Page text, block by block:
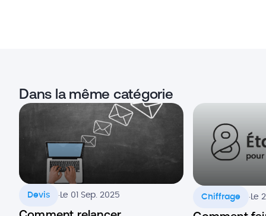
Dans la même catégorie
Devis .Le 01 Sep. 2025 Chiffrage .Le